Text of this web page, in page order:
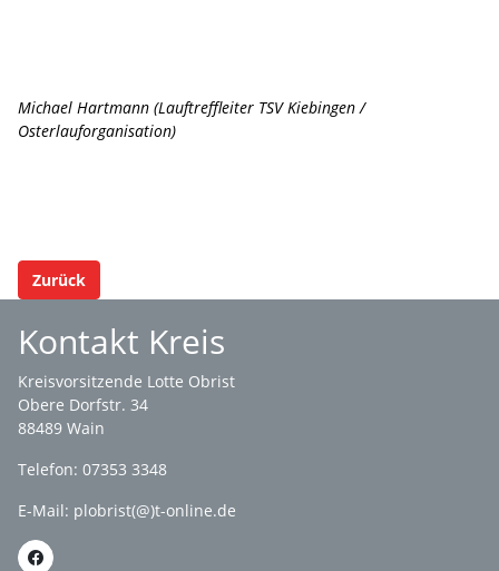
Michael Hartmann (Lauftreffleiter TSV Kiebingen /
Osterlauforganisation)
Zurück
Kontakt Kreis
Kreisvorsitzende Lotte Obrist
Obere Dorfstr. 34
88489 Wain
Telefon: 07353 3348
E-Mail: plobrist(@)t-online.de